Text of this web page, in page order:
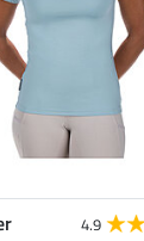
4.9